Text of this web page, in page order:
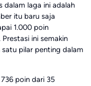
dalam laga ini adalah
itu baru saja
1.000 poin
ini semakin
pilar penting dalam
poin dari 35